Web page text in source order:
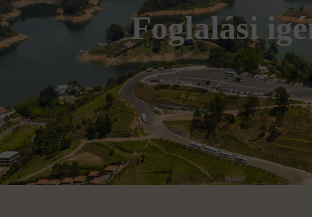
Foglalási